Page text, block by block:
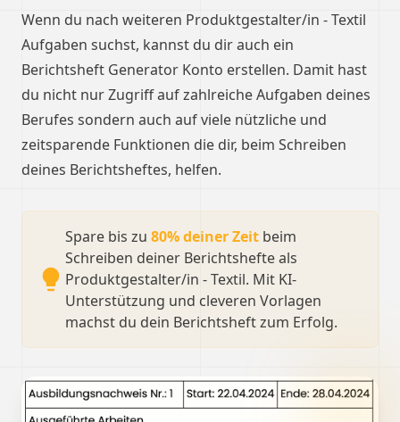
Wenn du nach weiteren Produktgestalter/in ‐ Textil
Aufgaben suchst, kannst du dir auch ein
Berichtsheft Generator Konto erstellen. Damit hast
du nicht nur Zugriff auf zahlreiche Aufgaben deines
Berufes sondern auch auf viele nützliche und
zeitsparende Funktionen die dir, beim Schreiben
deines Berichtsheftes, helfen.
Spare bis zu 80% deiner Zeit beim
Schreiben deiner Berichtshefte als
Produktgestalter/in ‐ Textil. Mit KI-
Unterstützung und cleveren Vorlagen
machst du dein Berichtsheft zum Erfolg.